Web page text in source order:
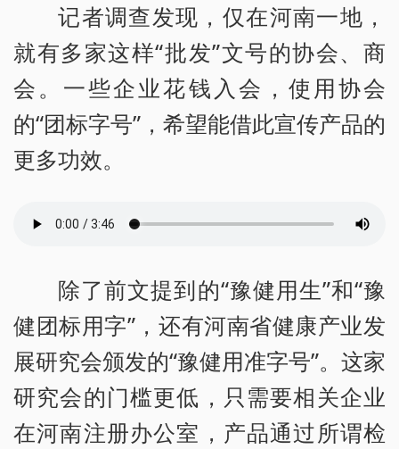
记者调查发现，仅在河南一地，
就有多家这样“批发”文号的协会、商
会。一些企业花钱入会，使用协会
的“团标字号”，希望能借此宣传产品的
更多功效。
除了前文提到的“豫健用生”和“豫
健团标用字”，还有河南省健康产业发
展研究会颁发的“豫健用准字号”。这家
研究会的门槛更低，只需要相关企业
在河南注册办公室，产品通过所谓检